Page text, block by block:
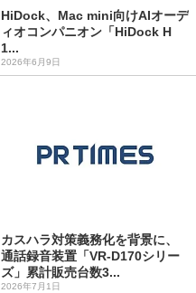
HiDock、Mac mini向けAIオーデ
ィオコンパニオン「HiDock H
1...
2026年6月9日
カスハラ対策義務化を背景に、
通話録音装置「VR-D170シリー
ズ」累計販売台数3...
2026年7月1日